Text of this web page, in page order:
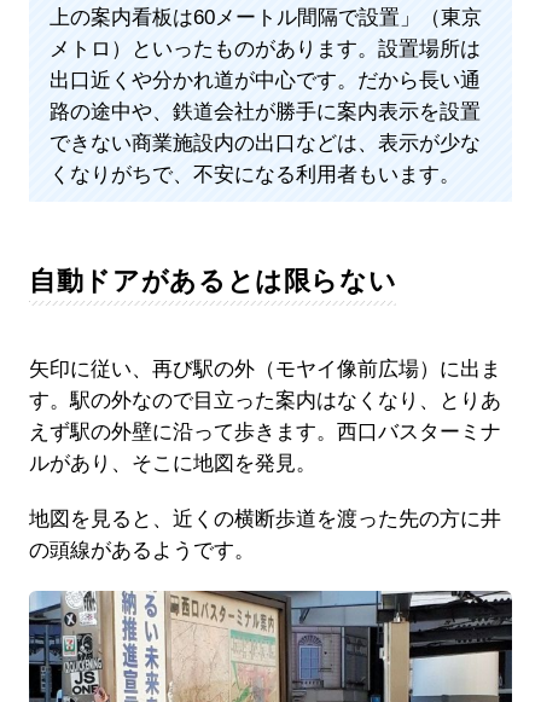
上の案内看板は60メートル間隔で設置」（東京
メトロ）といったものがあります。設置場所は
出口近くや分かれ道が中心です。だから長い通
路の途中や、鉄道会社が勝手に案内表示を設置
できない商業施設内の出口などは、表示が少な
くなりがちで、不安になる利用者もいます。
自動ドアがあるとは限らない
矢印に従い、再び駅の外（モヤイ像前広場）に出ま
す。駅の外なので目立った案内はなくなり、とりあ
えず駅の外壁に沿って歩きます。西口バスターミナ
ルがあり、そこに地図を発見。
地図を見ると、近くの横断歩道を渡った先の方に井
の頭線があるようです。